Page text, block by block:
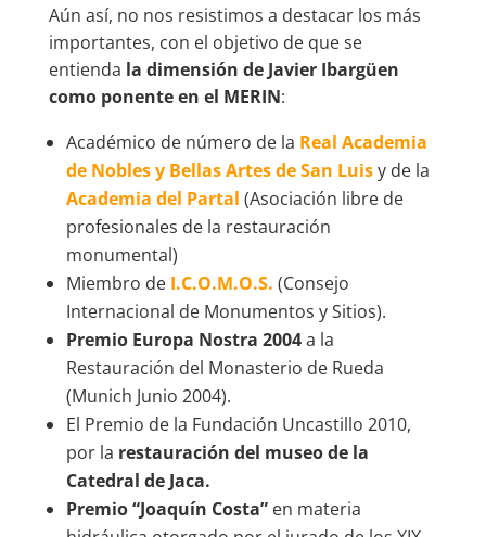
Aún así, no nos resistimos a destacar los más
importantes, con el objetivo de que se
entienda la dimensión de Javier Ibargüen
como ponente en el MERIN:
Académico de número de la Real Academia
de Nobles y Bellas Artes de San Luisy de la
Academia del Partal (Asociación libre de
profesionales de la restauración
monumental)
Miembro de I.C.O.M.O.S. (Consejo
Internacional de Monumentos y Sitios).
Premio Europa Nostra 2004a la
Restauración del Monasterio de Rueda
(Munich Junio 2004).
El Premio de la Fundación Uncastillo 2010,
por la restauración del museo de la
Catedral de Jaca.
Premio “Joaquín Costa”en materia